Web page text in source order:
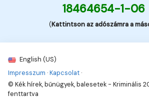
18464654-1-06
(Kattintson az adószámra a
English (US)
Impresszum ·Kapcsolat ·
© Kék hírek, bűnügyek, balesetek - Kriminális
fenttartva